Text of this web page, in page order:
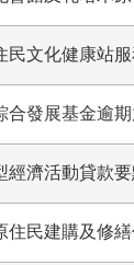
民文化健康站
合發展基金逾
經濟活動貸款
住民建購及修